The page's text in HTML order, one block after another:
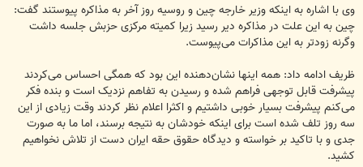
وی با اشاره به اینکه وزیر خارجه چین و روسیه روز آخر به مذاکره پیوستند گفت:
چین به این علت در مذاکره دیر رسید زیرا کمیته مرکزی حزبش جلسه داشت
وگرنه زودتر به این مذاکرات می‌پیوست.
ظریف ادامه داد: همه اینها نشان‌دهنده این بود که همگی احساس می‌کردند
پیشرفت قابل توجهی فراهم شده و رسیدن به تفاهم نزدیک است و بنده فکر
می‌کنم پیشرفت بسیار خوبی داشتیم و اکثرا اعلام نظر کردند وقت زیادی از این
سه روز تلف شده است برای اینکه خودشان به نتیجه برسند، اما ما به صورت
جدی و با تاکید بر خواسته و دیدگاه حقوق حقه ایران دست از تلاش نخواهیم
کشید.